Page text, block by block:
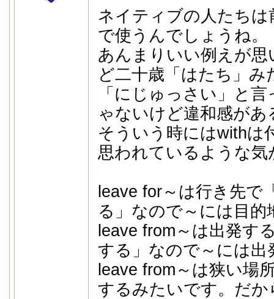
ネイティブの人たち
で使うんでしょうね。
あんまりいい例えが
ど二十歳「はたち」み
「にじゅっさい」と
ゃないけど違和感があ
そういう時にはwithは
思われているような気
leave for～は行き先で
る」なので～には目的
leave from～は出発す
する」なので～には出
leave from～は狭い場
するみたいです。だ